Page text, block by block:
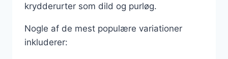
krydderurter som dild og purløg.
Nogle af de mest populære variationer
inkluderer: